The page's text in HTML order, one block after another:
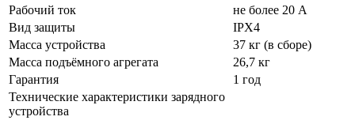
Рабочий ток
не более 20 A
Вид защиты
IPX4
Масса устройства
37 кг (в сборе)
Масса подъёмного агрегата
26,7 кг
Гарантия
1 год
Технические характеристики зарядного
устройства